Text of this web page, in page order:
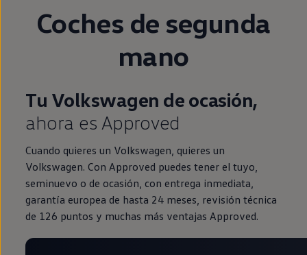
Coches de segunda
mano
Tu Volkswagen de ocasión,
ahora es Approved
Cuando quieres un Volkswagen, quieres un
Volkswagen. Con Approved puedes tener el tuyo,
seminuevo o de ocasión, con entrega inmediata,
garantía europea de hasta 24 meses, revisión técnica
de 126 puntos y muchas más ventajas Approved.